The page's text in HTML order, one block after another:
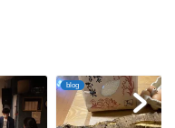
blog